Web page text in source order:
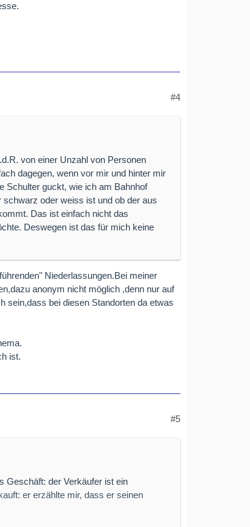
#4
von einer Unzahl von Personen
dagegen, wenn vor mir und hinter mir
Schulter guckt, wie ich am Bahnhof
oder weiss ist und ob der aus
Das ist einfach nicht das
Deswegen ist das für mich keine
Niederlassungen.Bei meiner
anonym nicht möglich ,denn nur auf
sein,dass bei diesen Standorten da etwas
ist.
#5
Geschäft: der Verkäufer ist ein
er erzählte mir, dass er seinen